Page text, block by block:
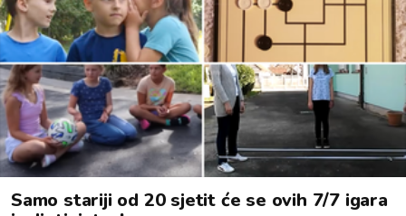
Samo stariji od 20 sjetit će se ovih 7/7 igara